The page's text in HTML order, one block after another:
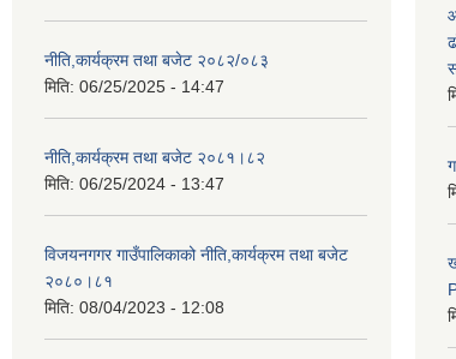
नीति,कार्यक्रम तथा बजेट २०८२/०८३
मिति: 06/25/2025 - 14:47
नीति,कार्यक्रम तथा बजेट २०८१।८२
मिति: 06/25/2024 - 13:47
विजयनगगर गाउँपालिकाको नीति,कार्यक्रम तथा बजेट
२०८०।८१
मिति: 08/04/2023 - 12:08